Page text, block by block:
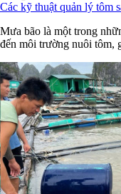
Các kỹ thuật quản lý tôm
Mưa bão là một trong
đến môi trường nuôi tôm,